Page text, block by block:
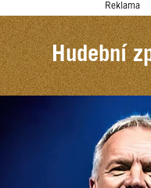
Reklama
Hudební